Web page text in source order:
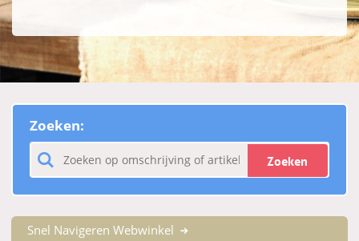
Zoeken:
Zoeken
Snel Navigeren Webwinkel